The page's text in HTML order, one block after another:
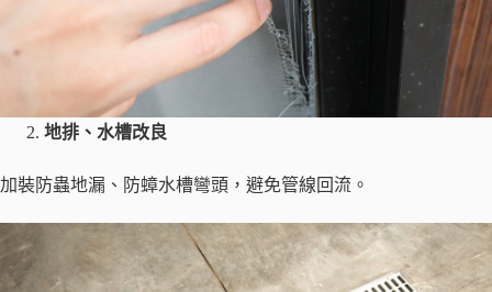
地排、水槽改良
加裝防蟲地漏、防蟑水槽彎頭，避免管線回流。